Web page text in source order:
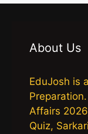
About Us
EduJosh is
Affairs
Quiz,